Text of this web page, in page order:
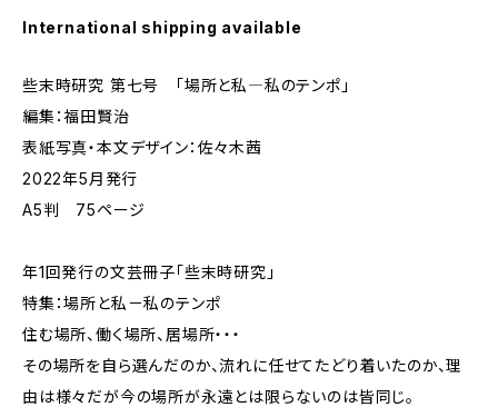
International shipping available
些末時研究 第七号 「場所と私―私のテンポ」
編集：福田賢治
表紙写真・本文デザイン：佐々木茜
2022年5月発行
A5判 75ページ
年1回発行の文芸冊子「些末時研究」
特集：場所と私－私のテンポ
住む場所、働く場所、居場所・・・
その場所を自ら選んだのか、流れに任せてたどり着いたのか、理
由は様々だが今の場所が永遠とは限らないのは皆同じ。